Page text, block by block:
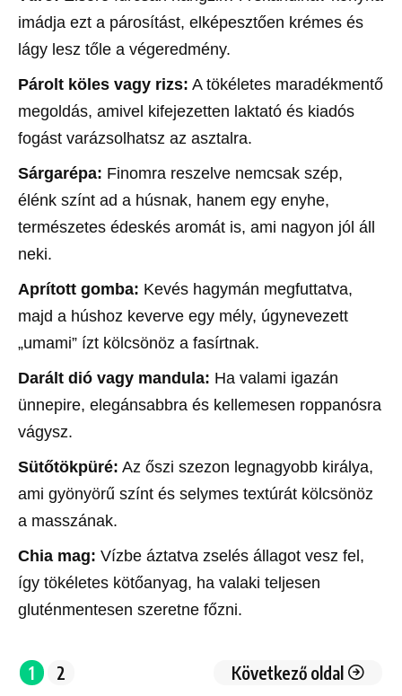
imádja ezt a párosítást, elképesztően krémes és
lágy lesz tőle a végeredmény.
Párolt köles vagy rizs: A tökéletes maradékmentő
megoldás, amivel kifejezetten laktató és kiadós
fogást varázsolhatsz az asztalra.
Sárgarépa: Finomra reszelve nemcsak szép,
élénk színt ad a húsnak, hanem egy enyhe,
természetes édeskés aromát is, ami nagyon jól áll
neki.
Aprított gomba: Kevés hagymán megfuttatva,
majd a húshoz keverve egy mély, úgynevezett
„umami” ízt kölcsönöz a fasírtnak.
Darált dió vagy mandula: Ha valami igazán
ünnepire, elegánsabbra és kellemesen roppanósra
vágysz.
Sütőtökpüré: Az őszi szezon legnagyobb királya,
ami gyönyörű színt és selymes textúrát kölcsönöz
a masszának.
Chia mag: Vízbe áztatva zselés állagot vesz fel,
így tökéletes kötőanyag, ha valaki teljesen
gluténmentesen szeretne főzni.
1 2 Következő oldal